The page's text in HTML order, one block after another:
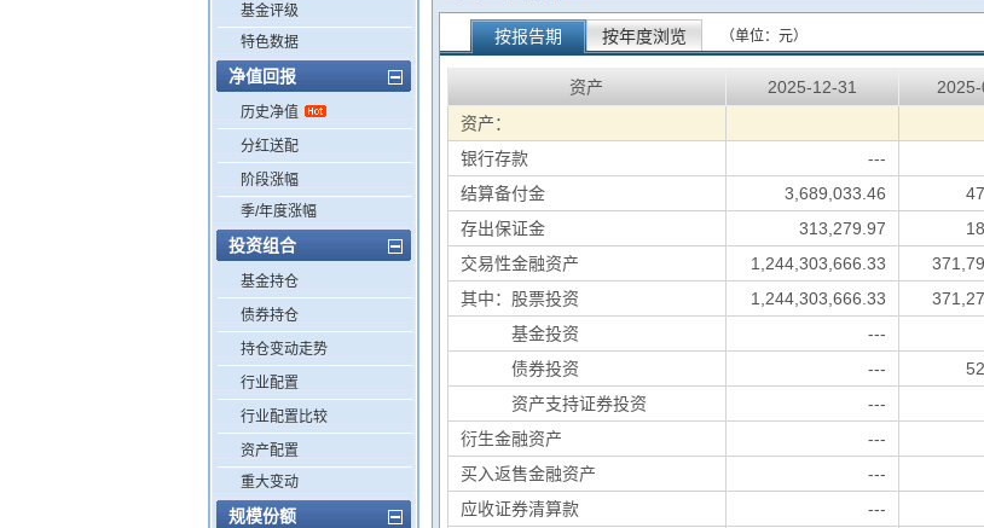
基金评级
特色数据
净值回报
历史净值
分红送配
阶段涨幅
季/年度涨幅
投资组合
基金持仓
债券持仓
持仓变动走势
行业配置
行业配置比较
资产配置
重大变动
规模份额
按报告期 按年度浏览 （单位：元）
资产 2025-12-31
资产：
银行存款
---
结算备付金
3,689,033.46
存出保证金
313,279.97
交易性金融资产
1,244,303,666.33
其中：股票投资
1,244,303,666.33
基金投资 ---
债券投资 ---
资产支持证券投资 ---
衍生金融资产
---
买入返售金融资产
---
应收证券清算款
---